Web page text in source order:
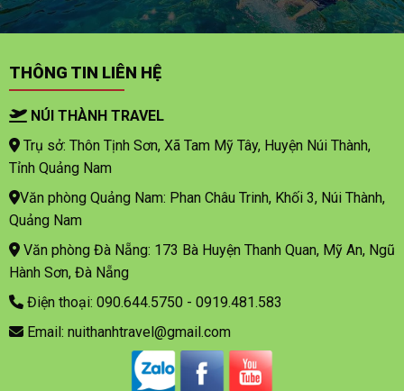
THÔNG TIN LIÊN HỆ
NÚI THÀNH TRAVEL
Trụ sở: Thôn Tịnh Sơn, Xã Tam Mỹ Tây, Huyện Núi Thành,
Tỉnh Quảng Nam
Văn phòng Quảng Nam: Phan Châu Trinh, Khối 3, Núi Thành,
Quảng Nam
Văn phòng Đà Nẵng: 173 Bà Huyện Thanh Quan, Mỹ An, Ngũ
Hành Sơn, Đà Nẵng
Điện thoại: 090.644.5750 - 0919.481.583
Email: nuithanhtravel@gmail.com